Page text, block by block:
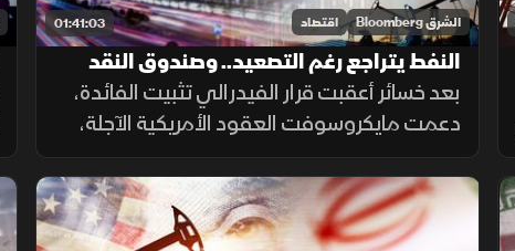
01:41:03 الشرق Bloomberg اقتصاد
النفط يتراجع رغم التصعيد.. وصندوق النقد
يرسم صورة متفائلة للسعودية
بعد خسائر أعقبت قرار الفيدرالي تثبيت الفائدة،
دعمت مايكروسوفت العقود الأمريكية الآجلة،
وقفزت عوائد السندات طويلة الأجل. وتراجعت
أسعار النفط رغم التصعيد، بينما يرسم صندوق
النقد صورة متفائلة للسعودية